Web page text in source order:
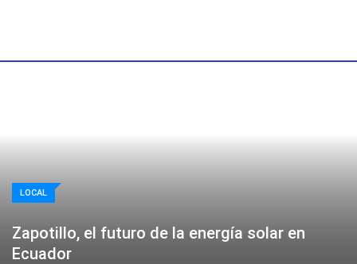
LOCAL
Zapotillo, el futuro de la energía solar en
Ecuador